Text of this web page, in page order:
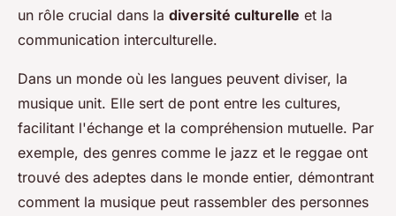
un rôle crucial dans la diversité culturelle et la
communication interculturelle.
Dans un monde où les langues peuvent diviser, la
musique unit. Elle sert de pont entre les cultures,
facilitant l'échange et la compréhension mutuelle. Par
exemple, des genres comme le jazz et le reggae ont
trouvé des adeptes dans le monde entier, démontrant
comment la musique peut rassembler des personnes